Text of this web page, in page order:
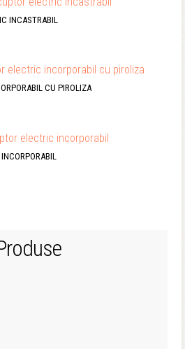
INCASTRABIL
CU PIROLIZA